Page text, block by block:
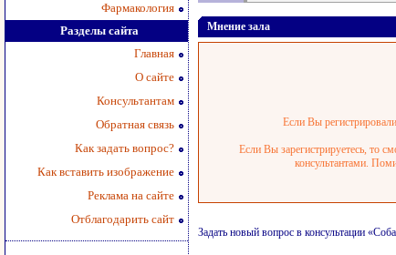
Фармакология
Разделы сайта
Главная
О сайте
Консультантам
Обратная связь
Как задать вопрос?
Как вставить изображение
Реклама на сайте
Отблагодарить сайт
Мнение зала
Если Вы
Если Вы зарегистрируетесь, то
консультантами.
Задать новый вопрос в консультации